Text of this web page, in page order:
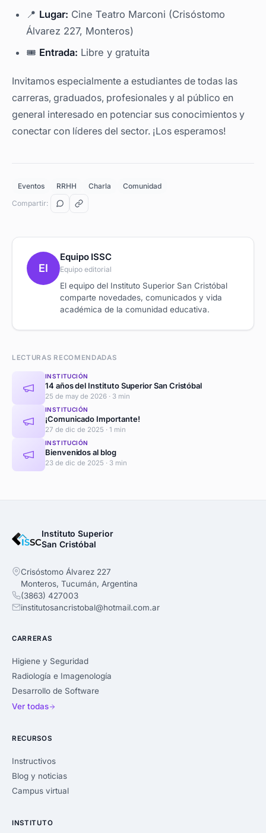
📍 Lugar: Cine Teatro Marconi (Crisóstomo
Álvarez 227, Monteros)
🎟️ Entrada: Libre y gratuita
Invitamos especialmente a estudiantes de todas las
carreras, graduados, profesionales y al público en
general interesado en potenciar sus conocimientos y
conectar con líderes del sector. ¡Los esperamos!
Eventos RRHH Charla
Comunidad
Compartir:
EI
Equipo ISSC
Equipo editorial
El equipo del Instituto Superior San Cristóbal
comparte novedades, comunicados y vida
académica de la comunidad educativa.
LECTURAS RECOMENDADAS
INSTITUCIÓN
14 años del Instituto Superior San Cristóbal
25 de may de 2026 · 3 min
INSTITUCIÓN
¡Comunicado Importante!
27 de dic de 2025 · 1 min
INSTITUCIÓN
Bienvenidos al blog
23 de dic de 2025 · 3 min
Instituto Superior
San Cristóbal
Crisóstomo Álvarez 227
Monteros, Tucumán, Argentina
(3863) 427003
institutosancristobal@hotmail.com.ar
CARRERAS
Higiene y Seguridad
Radiología e Imagenología
Desarrollo de Software
Ver todas
RECURSOS
Instructivos
Blog y noticias
Campus virtual
INSTITUTO